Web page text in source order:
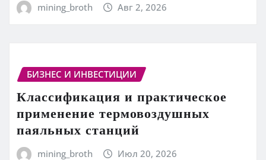
mining_broth Авг 2, 2026
БИЗНЕС И ИНВЕСТИЦИИ
Классификация и практическое
применение термовоздушных
паяльных станций
mining_broth Июл 20, 2026